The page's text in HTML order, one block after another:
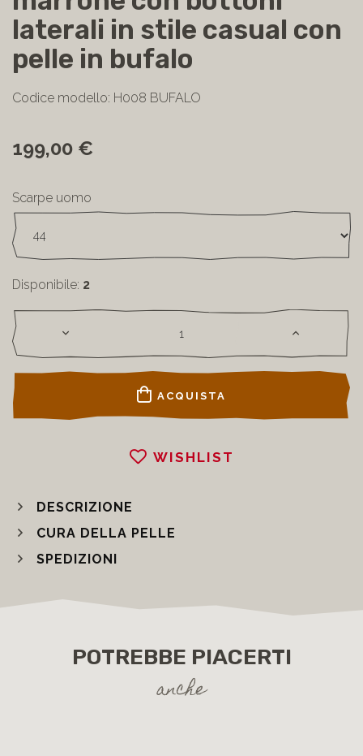
marrone con bottoni
laterali in stile casual con
pelle in bufalo
Codice modello: H008 BUFALO
199,00 €
Scarpe uomo
Disponibile: 2
WISHLIST
DESCRIZIONE
CURA DELLA PELLE
SPEDIZIONI
POTREBBE PIACERTI
anche